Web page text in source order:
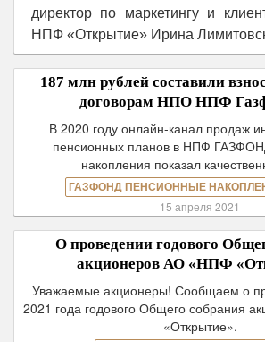
директор по маркетингу и
НПФ «Открытие» Ирина
187 млн рублей составили
договорам НПО НПФ
В 2020 году онлайн-канал продаж
пенсионных планов в НПФ
накопления показал
ГАЗФОНД ПЕНСИОННЫЕ
15 апреля 2021
О проведении годового
акционеров АО «НПФ
Уважаемые акционеры! Сообщаем о
2021 года годового Общего собрания
«Открытие».